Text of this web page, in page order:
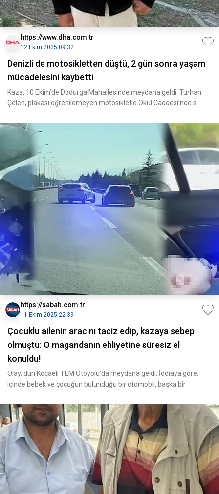
https://www.dha.com.tr
12 Ekim 2025 09:32
Denizli de motosikletten düştü, 2 gün sonra yaşam
mücadelesini kaybetti
Kaza, 10 Ekim’de Dodurga Mahallesinde meydana geldi. Turhan
Çelen, plakası öğrenilemeyen motosikletle Okul Caddesi’nde s
https://sabah.com.tr
11 Ekim 2025 22:39
Çocuklu ailenin aracını taciz edip, kazaya sebep
olmuştu: O magandanın ehliyetine süresiz el
konuldu!
Olay, dün Kocaeli TEM Otoyolu'da meydana geldi. İddiaya göre,
içinde bebek ve çocuğun bulunduğu bir otomobil, başka bir